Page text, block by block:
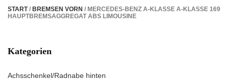
START/ BREMSEN VORN / MERCEDES-BENZ A-KLASSE A-KLASSE 169
HAUPTBREMSAGGREGAT ABS LIMOUSINE
Kategorien
Achsschenkel/Radnabe hinten